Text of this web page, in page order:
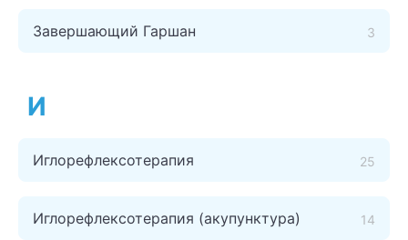
Завершающий Гаршан 3
И
Иглорефлексотерапия 25
Иглорефлексотерапия (акупунктура) 14